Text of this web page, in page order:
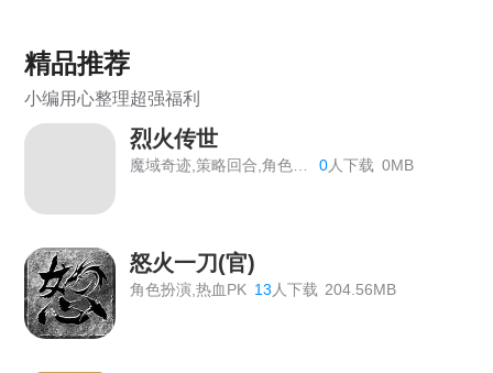
《虎符传奇》常驻线下充值返利活动
《狩猎幻想》线下返利
《战Online》首服开启
《维京传奇》线下返利终身累充
《热血战歌之创世》线下充值道具返利活动
《战Online》线下返利活动公告
精品推荐
小编用心整理超强福利
烈火传世
魔域奇迹,策略回合,角色扮演 0人下载 0MB
怒火一刀(官)
角色扮演,热血PK 13 人下载 204.56MB